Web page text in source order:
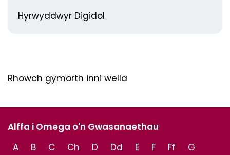
Hyrwyddwyr Digidol
Rhowch gymorth inni wella
Alffa i Omega o'n Gwasanaethau
A
B C Ch D Dd E F Ff
G